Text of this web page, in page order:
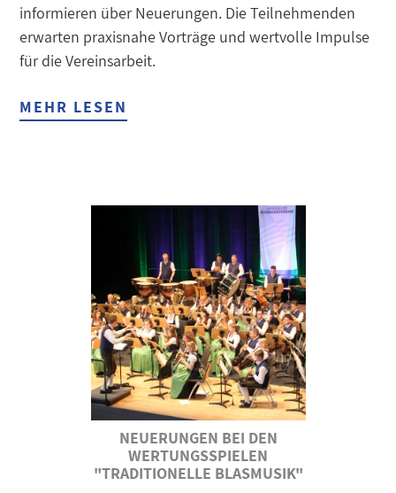
informieren über Neuerungen. Die Teilnehmenden
erwarten praxisnahe Vorträge und wertvolle Impulse
für die Vereinsarbeit.
MEHR LESEN
NEUERUNGEN BEI DEN
WERTUNGSSPIELEN
"TRADITIONELLE BLASMUSIK"